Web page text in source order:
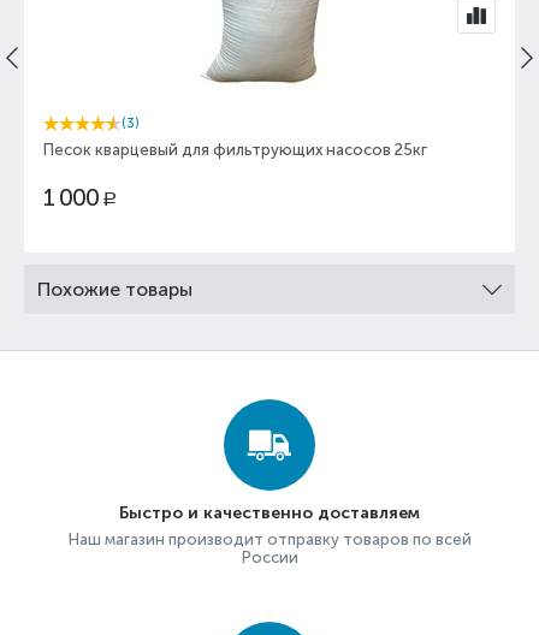
(3)
Песок кварцевый для фильтрующих насосов 25кг
1 000 Р
Похожие товары
Быстро и качественно доставляем
Наш магазин производит отправку товаров по всей
России